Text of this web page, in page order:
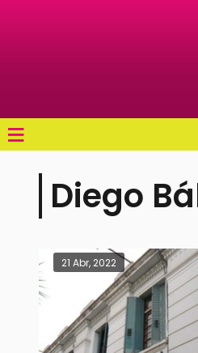
≡
Diego
21 Abr, 2022